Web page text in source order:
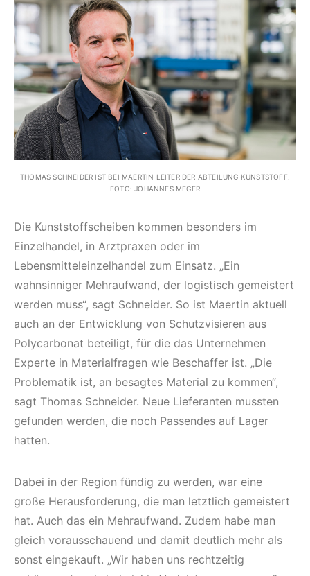
THOMAS SCHNEIDER IST BEI MAERTIN LEITER DER ABTEILUNG KUNSTSTOFF.
FOTO: JOHANNES MEGER
Die Kunststoffscheiben kommen besonders im
Einzelhandel, in Arztpraxen oder im
Lebensmitteleinzelhandel zum Einsatz. „Ein
wahnsinniger Mehraufwand, der logistisch gemeistert
werden muss“, sagt Schneider. So ist Maertin aktuell
auch an der Entwicklung von Schutzvisieren aus
Polycarbonat beteiligt, für die das Unternehmen
Experte in Materialfragen wie Beschaffer ist. „Die
Problematik ist, an besagtes Material zu kommen“,
sagt Thomas Schneider. Neue Lieferanten mussten
gefunden werden, die noch Passendes auf Lager
hatten.
Dabei in der Region fündig zu werden, war eine
große Herausforderung, die man letztlich gemeistert
hat. Auch das ein Mehraufwand. Zudem habe man
gleich vorausschauend und damit deutlich mehr als
sonst eingekauft. „Wir haben uns rechtzeitig